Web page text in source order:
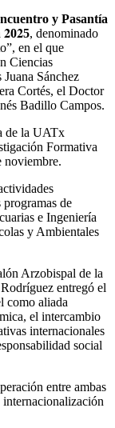
y Pasantía
𝟐0𝟐5, denominado
en el que
Ciencias
Sánchez
Cortés, el Doctor
Badillo Campos.
de la UATx
Formativa
noviembre.
de
e Ingeniería
y Ambientales
Arzobispal de la
entregó el
como aliada
el intercambio
internacionales
social
entre ambas